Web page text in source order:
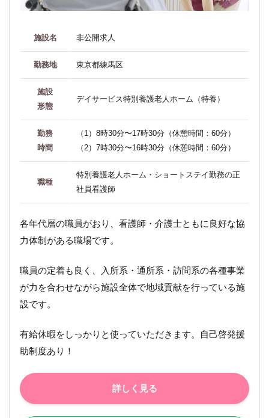
施設名 非公開求人
勤務地 東京都練馬区
施設
形態
デイサービス特別養護老人ホーム（特養）
勤務
時間
（1）8時30分〜17時30分（休憩時間：60分）
（2）7時30分〜16時30分（休憩時間：60分）
職種
特別養護老人ホーム・ショートステイ勤務の正
社員看護師
各年代層の職員がおり、看護師・介護士ともに良好な協
力体制がある職場です。
職員の定着も良く、入所系・通所系・訪問系の各種事業
が力を合わせながら施設全体で地域貢献を行っている施
設です。
有給休暇をしっかりと使っていただきます。自己啓発援
助制度あり！
詳しく見る